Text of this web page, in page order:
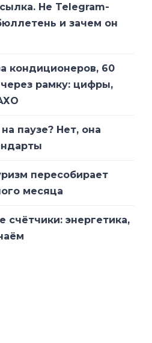
Не Telegram-
и зачем он
кондиционеров, 60
рамку: цифры,
паузе? Нет, она
пересобирает
месяца
энергетика,